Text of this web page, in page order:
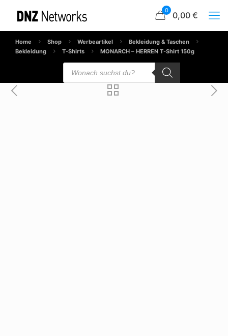
0 0,00 €
Home Shop Werbeartikel
Bekleidung & Taschen
Bekleidung
T-Shirts MONARCH – HERREN T-Shirt 150g
Products
search